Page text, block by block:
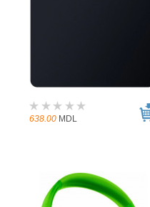
638.00 MDL